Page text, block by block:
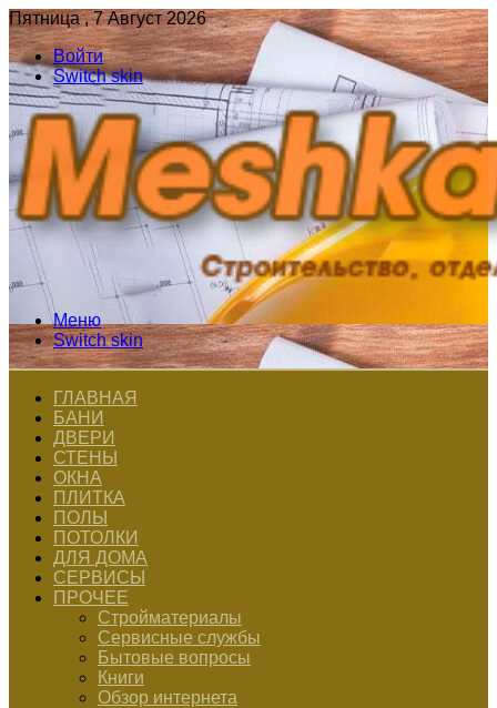
Пятница , 7 Август 2026
Войти
Switch skin
Меню
Switch skin
ГЛАВНАЯ
БАНИ
ДВЕРИ
СТЕНЫ
ОКНА
ПЛИТКА
ПОЛЫ
ПОТОЛКИ
ДЛЯ ДОМА
СЕРВИСЫ
ПРОЧЕЕ
Стройматериалы
Сервисные службы
Бытовые вопросы
Книги
Обзор интернета